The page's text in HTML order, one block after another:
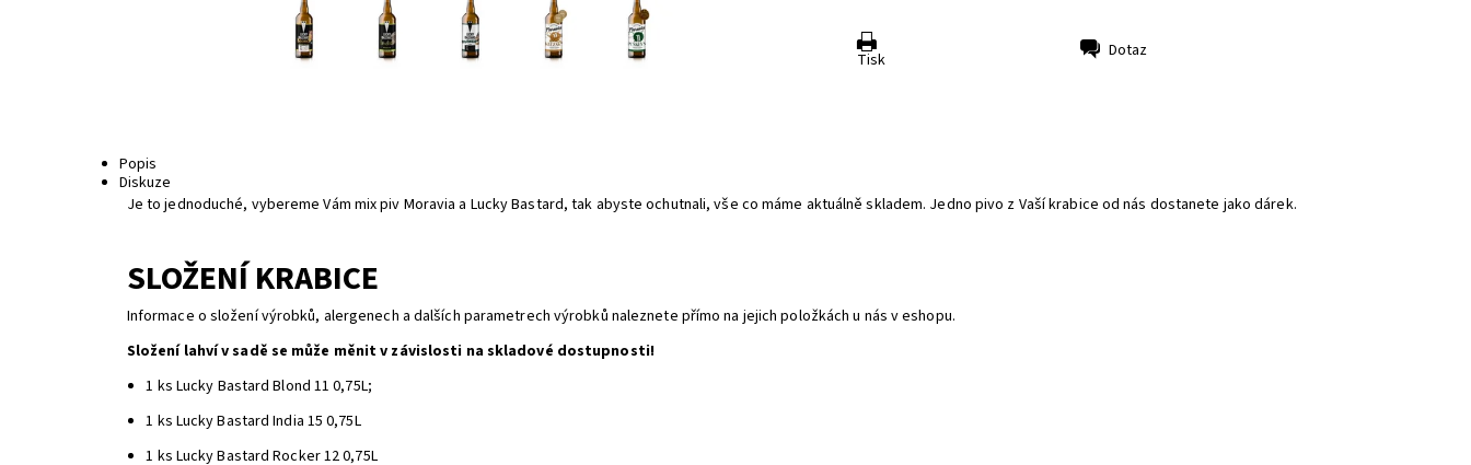
Tisk Dotaz
Popis
Diskuze
Je to jednoduché, vybereme Vám mix piv Moravia a Lucky Bastard, tak abyste ochutnali, vše co máme aktuálně skladem. Jedno pivo z Vaší krabice od nás dostanete jako dárek.
SLOŽENÍ KRABICE
Informace o složení výrobků, alergenech a dalších parametrech výrobků naleznete přímo na jejich položkách u nás v eshopu.
Složení lahví v sadě se může měnit v závislosti na skladové dostupnosti!
1 ks Lucky Bastard Blond 11 0,75L;
1 ks Lucky Bastard India 15 0,75L
1 ks Lucky Bastard Rocker 12 0,75L